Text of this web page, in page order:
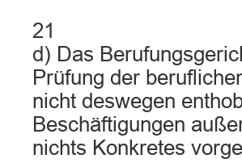
21
d) Das
Prüfung der
nicht deswegen
Beschäftigungen
nichts Konkretes